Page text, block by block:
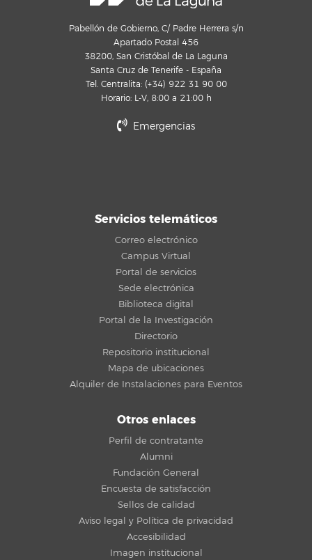
Pabellón de Gobierno, C/ Padre Herrera s/n
Apartado Postal 456
38200, San Cristóbal de La Laguna
Santa Cruz de Tenerife - España
Tel. Centralita: (+34) 922 31 90 00
Horario: L-V, 8:00 a 21:00 h
Emergencias
Servicios telemáticos
Correo electrónico
Campus Virtual
Portal de servicios
Sede electrónica
Biblioteca digital
Portal de la Investigación
Directorio
Repositorio institucional
Mapa de ubicaciones
Alquiler de Instalaciones para Eventos
Otros enlaces
Perfil de contratante
Alumni
Fundación General
Encuesta de satisfacción
Sellos de calidad
Aviso legal y Política de privacidad
Accesibilidad
Imagen institucional